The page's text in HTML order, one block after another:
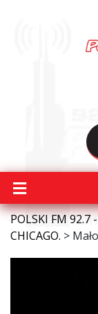
POLSKI FM 92.7
CHICAGO. >